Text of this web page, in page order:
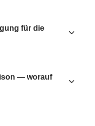
für die
— worauf